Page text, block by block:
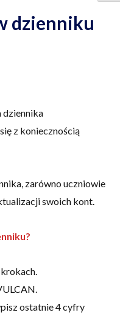
dzienniku
dziennika
z koniecznością
zarówno uczniowie
swoich kont.
ostatnie 4 cyfry